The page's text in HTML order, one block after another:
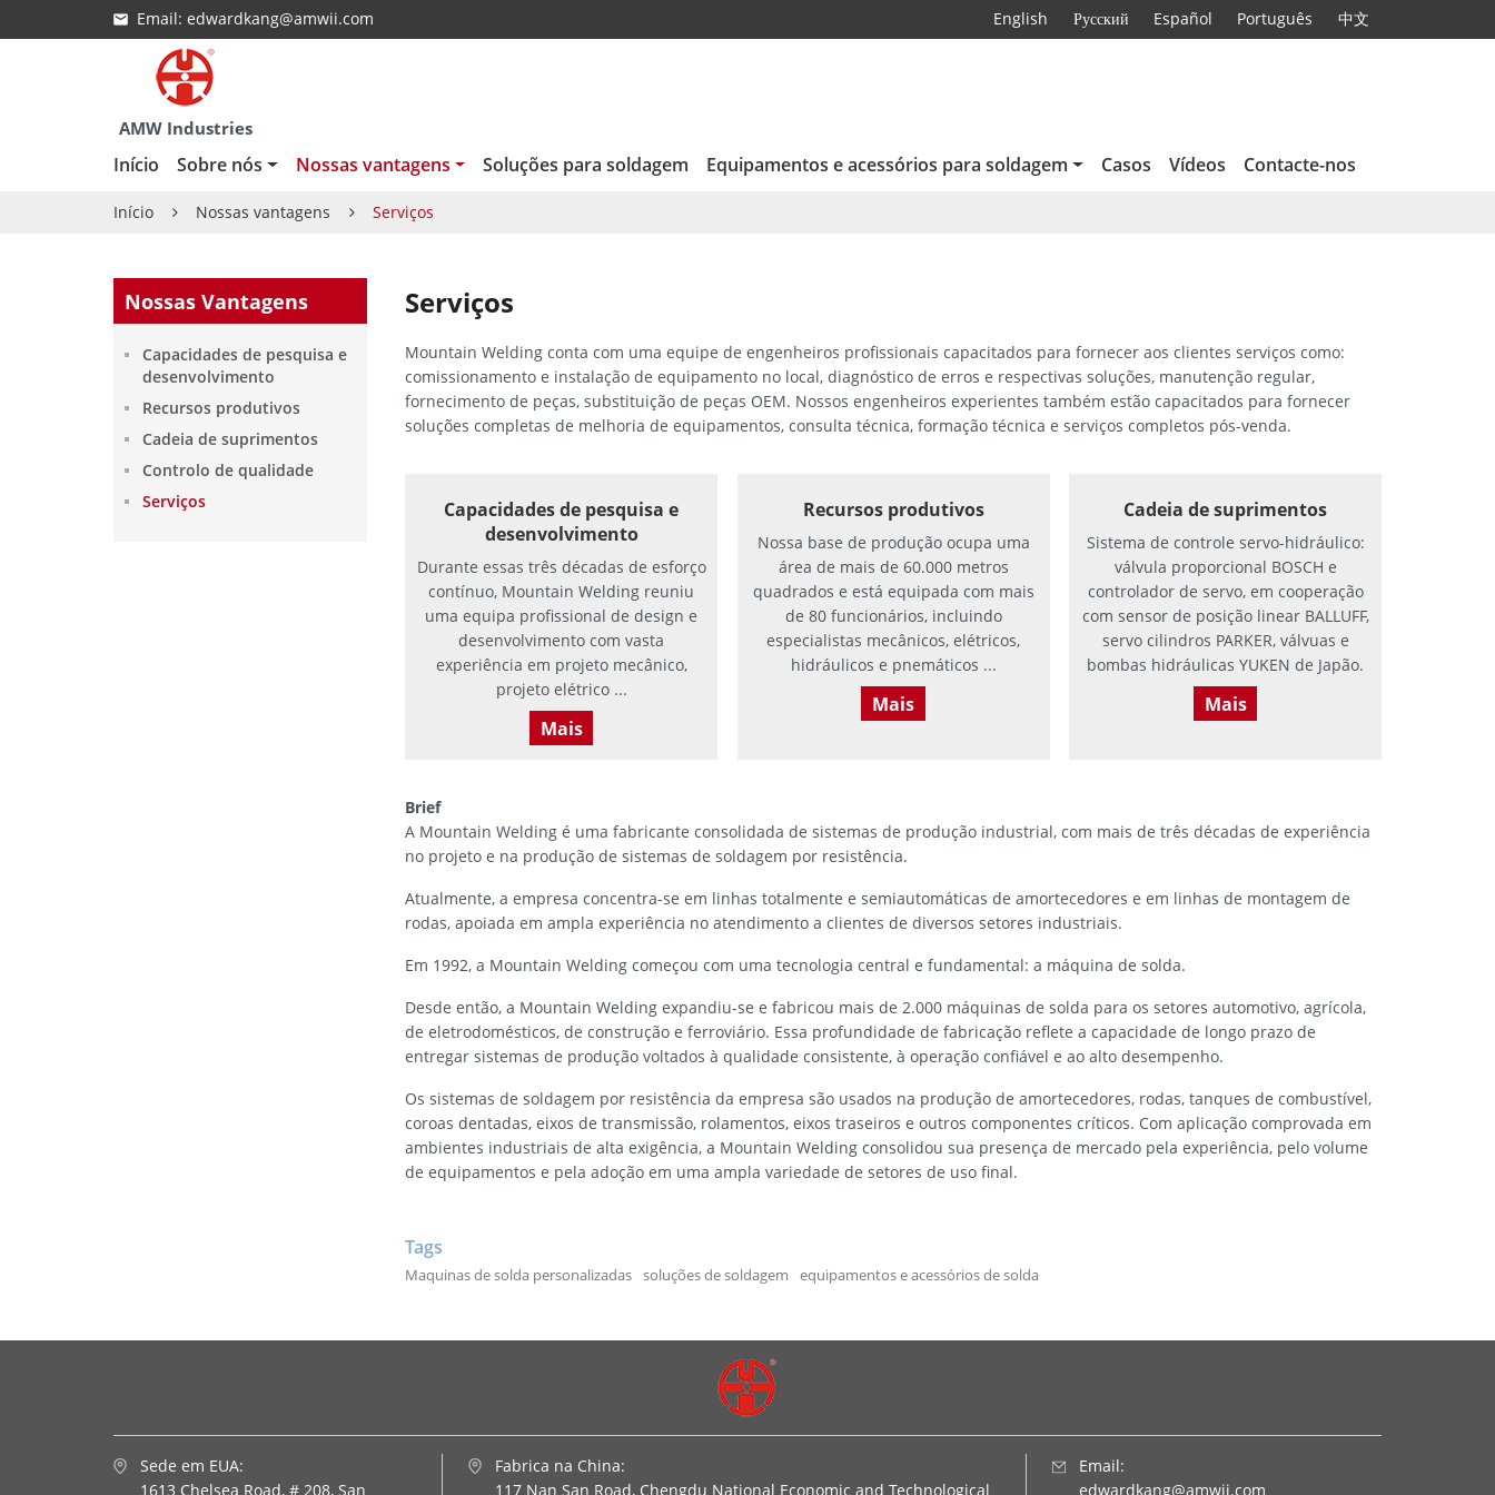
Email: edwardkang@amwii.com English Русский Español Português 中文
AMW Industries
Início Sobre nós Nossas vantagens Soluções para soldagem Equipamentos e acessórios para soldagem Casos Vídeos Contacte-nos
Início Nossas vantagens Serviços
Serviços
Mountain Welding conta com uma equipe de engenheiros profissionais capacitados para fornecer aos clientes serviços como:
comissionamento e instalação de equipamento no local, diagnóstico de erros e respectivas soluções, manutenção regular,
fornecimento de peças, substituição de peças OEM. Nossos engenheiros experientes também estão capacitados para fornecer
soluções completas de melhoria de equipamentos, consulta técnica, formação técnica e serviços completos pós-venda.
Capacidades de pesquisa e
desenvolvimento
Durante essas três décadas de esforço
contínuo, Mountain Welding reuniu
uma equipa profissional de design e
desenvolvimento com vasta
experiência em projeto mecânico,
projeto elétrico ...
Mais
Recursos produtivos
Nossa base de produção ocupa uma
área de mais de 60.000 metros
quadrados e está equipada com mais
de 80 funcionários, incluindo
especialistas mecânicos, elétricos,
hidráulicos e pnemáticos ...
Mais
Cadeia de suprimentos
Sistema de controle servo-hidráulico:
válvula proporcional BOSCH e
controlador de servo, em cooperação
com sensor de posição linear BALLUFF,
servo cilindros PARKER, válvuas e
bombas hidráulicas YUKEN de Japão.
Mais
Brief
A Mountain Welding é uma fabricante consolidada de sistemas de produção industrial, com mais de três décadas de experiência
no projeto e na produção de sistemas de soldagem por resistência.
Atualmente, a empresa concentra-se em linhas totalmente e semiautomáticas de amortecedores e em linhas de montagem de
rodas, apoiada em ampla experiência no atendimento a clientes de diversos setores industriais.
Em 1992, a Mountain Welding começou com uma tecnologia central e fundamental: a máquina de solda.
Desde então, a Mountain Welding expandiu-se e fabricou mais de 2.000 máquinas de solda para os setores automotivo, agrícola,
de eletrodomésticos, de construção e ferroviário. Essa profundidade de fabricação reflete a capacidade de longo prazo de
entregar sistemas de produção voltados à qualidade consistente, à operação confiável e ao alto desempenho.
Os sistemas de soldagem por resistência da empresa são usados na produção de amortecedores, rodas, tanques de combustível,
coroas dentadas, eixos de transmissão, rolamentos, eixos traseiros e outros componentes críticos. Com aplicação comprovada em
ambientes industriais de alta exigência, a Mountain Welding consolidou sua presença de mercado pela experiência, pelo volume
de equipamentos e pela adoção em uma ampla variedade de setores de uso final.
Tags
Maquinas de solda personalizadas soluções de soldagem equipamentos e acessórios de solda
Nossas Vantagens
Capacidades de pesquisa e
desenvolvimento
Recursos produtivos
Cadeia de suprimentos
Controlo de qualidade
Serviços
Sede em EUA:
1613 Chelsea Road, # 208, San
Fabrica na China:
117 Nan San Road, Chengdu National Economic and Technological
Email:
edwardkang@amwii.com